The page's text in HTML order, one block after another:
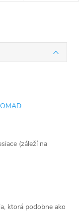
(záleží na
ktorá podobne ako